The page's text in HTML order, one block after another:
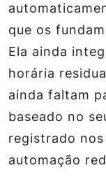
que os
Ela ainda
horária
ainda faltam
baseado no
registrado nos
automação